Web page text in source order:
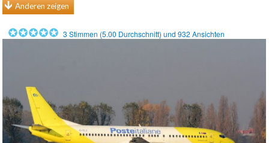
Anderen zeigen
3 Stimmen (5.00 Durchschnitt) und932 Ansichten